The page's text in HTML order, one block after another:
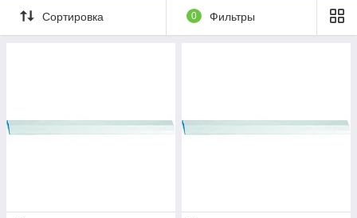
работы.
Сортировка 0 Фильтры